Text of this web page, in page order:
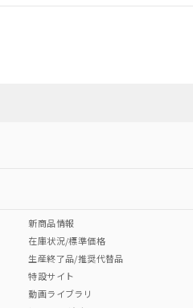
ダウ
Cr(VI)
新商品情報
在庫状況/標準価格
生産終了品/推奨代替品
特設サイト
動画ライブラリ